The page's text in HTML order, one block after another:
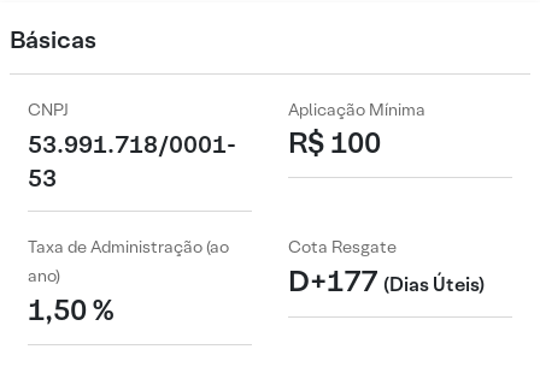
Básicas
CNPJ
53.991.718/0001-
53
Aplicação Mínima
R$ 100
Taxa de Administração (ao
ano)
1,50 %
Cota Resgate
D+177 (Dias Úteis)